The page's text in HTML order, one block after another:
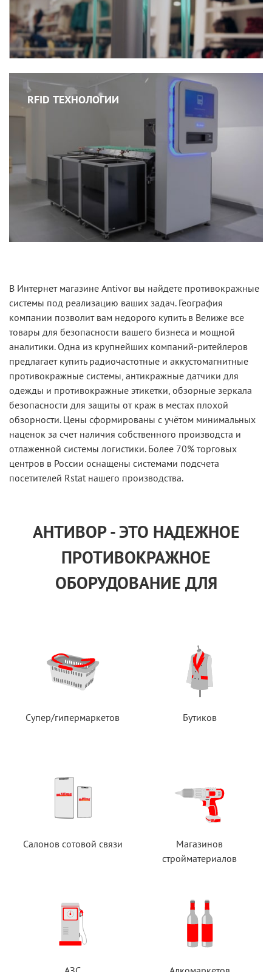
RFID ТЕХНОЛОГИИ
В Интернет магазине Antivor вы найдете противокражные
системы под реализацию ваших задач. География
компании позволит вам недорого купить в Велиже все
товары для безопасности вашего бизнеса и мощной
аналитики. Одна из крупнейших компаний-ритейлеров
предлагает купить радиочастотные и аккустомагнитные
противокражные системы, антикражные датчики для
одежды и противокражные этикетки, обзорные зеркала
безопасности для защиты от краж в местах плохой
обзорности. Цены сформированы с учётом минимальных
наценок за счет наличия собственного производста и
отлаженной системы логистики. Более 70% торговых
центров в России оснащены системами подсчета
посетителей Rstat нашего производства.
АНТИВОР - ЭТО НАДЕЖНОЕ
ПРОТИВОКРАЖНОЕ
ОБОРУДОВАНИЕ ДЛЯ
Супер/гипермаркетов Бутиков
Салонов сотовой связи
Магазинов
стройматериалов